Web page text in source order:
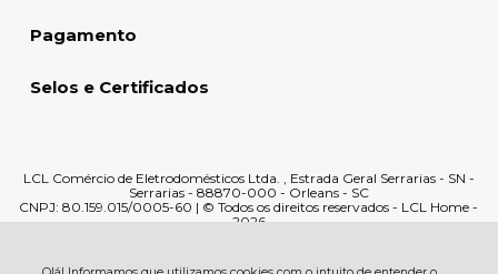
Pagamento
Selos e Certificados
LCL Comércio de Eletrodomésticos Ltda. , Estrada Geral Serrarias - SN -
Serrarias - 88870-000 - Orleans - SC
CNPJ: 80.159.015/0005-60 | © Todos os direitos reservados - LCL Home -
2026